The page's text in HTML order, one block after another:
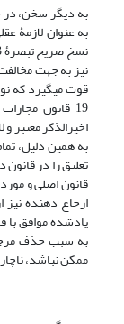
به دیگر سخن،
نیز به جهت
19 قانون
اخیر‏الذکر معتبر
به همین دلیل،
تعلیق را در
قانون اصلی و
یاد‏شده موافق
به سبب حذف
ممکن نباشد،